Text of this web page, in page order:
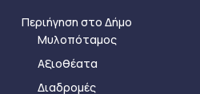
Περιήγηση στο Δήμο
Μυλοπόταμος
Αξιοθέατα
Διαδρομές